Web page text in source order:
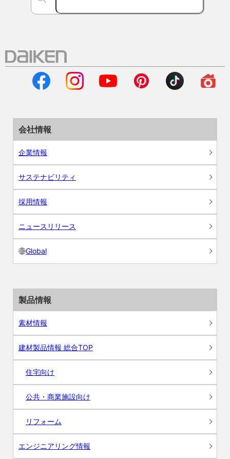
会社情報
企業情報
サステナビリティ
採用情報
ニュースリリース
Global
製品情報
素材情報
建材製品情報 総合TOP
住宅向け
公共・商業施設向け
リフォーム
エンジニアリング情報